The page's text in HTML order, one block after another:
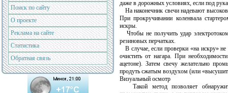
Поиск по сайту
О проекте
Реклама на сайте
Статистика
Обратная связь
даже в дорожных условиях, если под
На наконечник свечи надевают
При прокручивании коленвала
искры.
Чтобы не получить удар
резиновых перчатках.
В случае, если проверки «на искру» не
очистить от нагара. При
ацетоне). Затем свечу желательно
продуть сжатым воздухом (или
Визуальный осмотр
Такой метод позволяет